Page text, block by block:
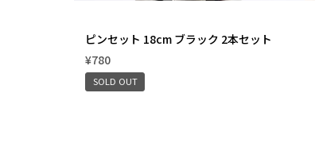
ピンセット 18cm ブラック 2本セット
¥780
SOLD OUT